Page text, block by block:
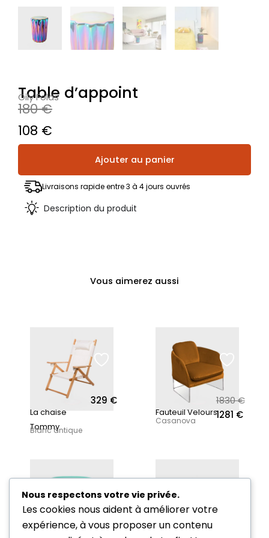
Table d’appoint
Oily Folds
180€
Le
prix
était :
180 €.
108 €
Le
prix
est :
108 €.
quantité
Table
d'appoint
Ajouter au panier
Livraisons rapide entre 3 à 4 jours ouvrés
Description du produit
Vous aimerez aussi
La chaise
Tommy
329 €
Blanc antique
Fauteuil Velours
1830€
Le prix
1281 €
Le prix
Casanova
230 €
Nous respectons votre vie privée.
Les cookies nous aident à améliorer votre
expérience, à vous proposer un contenu